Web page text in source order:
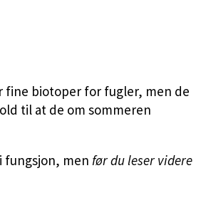
fine biotoper for fugler, men de
til at de om sommeren
fungsjon, men før du leser videre